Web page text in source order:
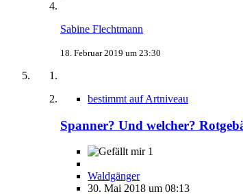
Sabine Flechtmann
18. Februar 2019 um 23:30
bestimmt auf Artniveau
Spanner? Und welcher?
1
Waldgänger
30. Mai 2018 um 08:13